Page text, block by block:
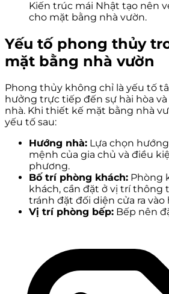
Kiến trúc mái Nhật tạo nên
cho mặt bằng nhà vườn.
Yếu tố phong thủy
mặt bằng nhà vườn
Phong thủy không chỉ là yếu tố
hưởng trực tiếp đến sự hài hòa
nhà. Khi thiết kế mặt bằng nhà
yếu tố sau:
Hướng nhà: Lựa chọn
mệnh của gia chủ và điều
phương.
Bố trí phòng khách: Phòng
khách, cần đặt ở vị trí thông
tránh đặt đối diện cửa ra vào
Vị trí phòng bếp: Bếp nên